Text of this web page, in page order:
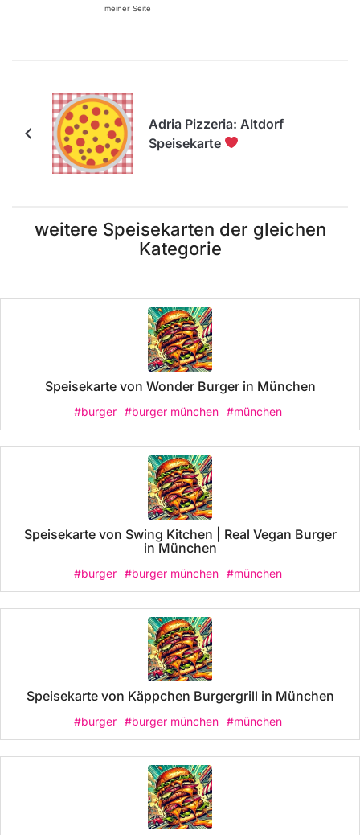
meiner Seite
Adria Pizzeria: Altdorf
Speisekarte
weitere Speisekarten der gleichen
Kategorie
Speisekarte von Wonder Burger in München
#burger #burger münchen #münchen
Speisekarte von Swing Kitchen | Real Vegan Burger
in München
#burger #burger münchen #münchen
Speisekarte von Käppchen Burgergrill in München
#burger #burger münchen #münchen